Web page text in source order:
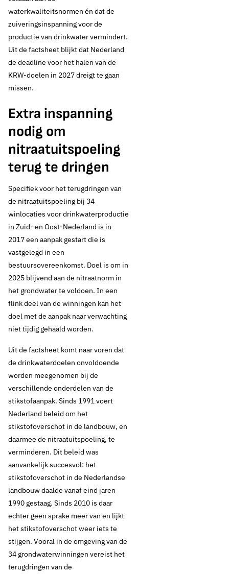
Factsheet
Kaderrichtlijn Water
24 april 2023 Nieuws
waterkwaliteitsnormen én dat de
zuiveringsinspanning voor de
productie van drinkwater vermindert.
Uit de factsheet blijkt dat Nederland
de deadline voor het halen van de
KRW-doelen in 2027 dreigt te gaan
missen.
Extra inspanning
nodig om
nitraatuitspoeling
terug te dringen
Specifiek voor het terugdringen van
de nitraatuitspoeling bij 34
winlocaties voor drinkwaterproductie
in Zuid- en Oost-Nederland is in
2017 een aanpak gestart die is
vastgelegd in een
bestuursovereenkomst. Doel is om in
2025 blijvend aan de nitraatnorm in
het grondwater te voldoen. In een
flink deel van de winningen kan het
doel met de aanpak naar verwachting
niet tijdig gehaald worden.
Uit de factsheet komt naar voren dat
de drinkwaterdoelen onvoldoende
worden meegenomen bij de
verschillende onderdelen van de
stikstofaanpak. Sinds 1991 voert
Nederland beleid om het
stikstofoverschot in de landbouw, en
daarmee de nitraatuitspoeling, te
verminderen. Dit beleid was
aanvankelijk succesvol: het
stikstofoverschot in de Nederlandse
landbouw daalde vanaf eind jaren
1990 gestaag. Sinds 2010 is daar
echter geen sprake meer van en lijkt
het stikstofoverschot weer iets te
stijgen. Vooral in de omgeving van de
34 grondwaterwinningen vereist het
terugdringen van de